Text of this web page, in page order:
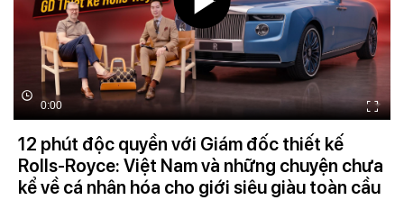
0:00
12 phút độc quyền với Giám đốc thiết kế
Rolls-Royce: Việt Nam và những chuyện chưa
kể về cá nhân hóa cho giới siêu giàu toàn cầu